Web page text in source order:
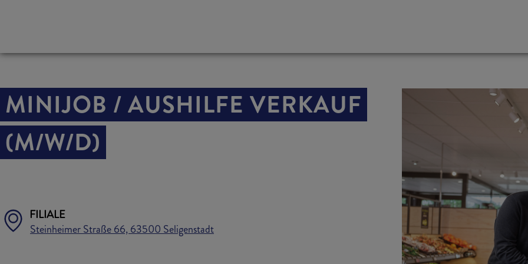
MINIJOB / AUSHILFE VERKAUF
(M/W/D)
FILIALE
Steinheimer Straße 66, 63500 Seligenstadt